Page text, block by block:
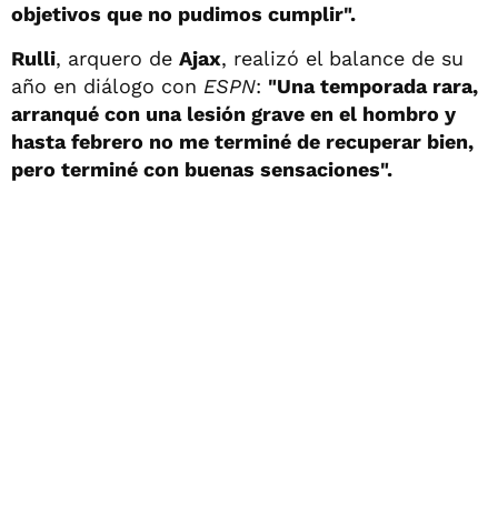
objetivos que no pudimos cumplir".
Rulli, arquero de Ajax, realizó el balance de su
año en diálogo con ESPN: "Una temporada rara,
arranqué con una lesión grave en el hombro y
hasta febrero no me terminé de recuperar bien,
pero terminé con buenas sensaciones".